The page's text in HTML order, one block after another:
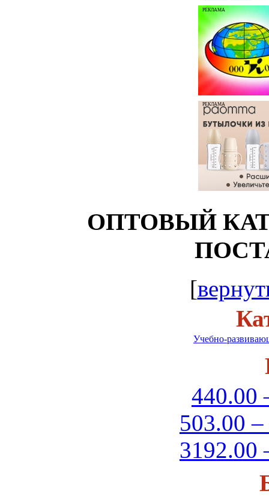
РЕКЛАМА
РЕКЛАМА
ОПТОВЫЙ
[
Учебно-
440.00
503.00
3192.00